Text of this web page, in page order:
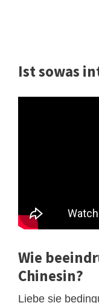
Ist sowas
Wie
Chinesin?
Liebe sie